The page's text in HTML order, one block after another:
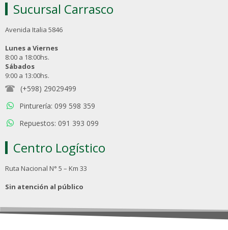
Sucursal Carrasco
Avenida Italia 5846
Lunes a Viernes
8:00 a 18:00hs.
Sábados
9:00 a 13:00hs.
(+598) 29029499
Pinturería: 099 598 359
Repuestos: 091 393 099
Centro Logístico
Ruta Nacional N° 5 – Km 33
Sin atención al público